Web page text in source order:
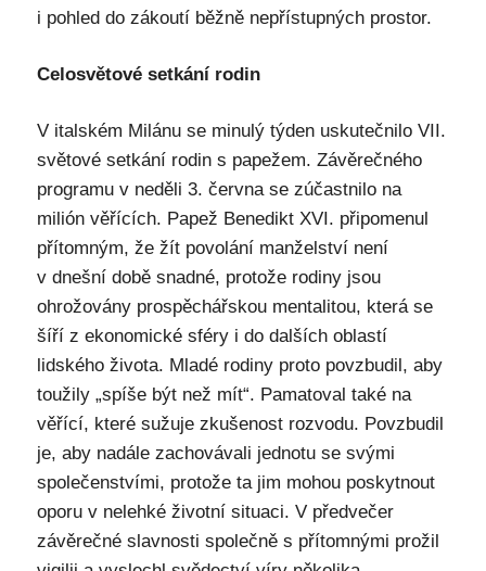
i pohled do zákoutí běžně nepřístupných prostor.
Celosvětové setkání rodin
V italském Milánu se minulý týden uskutečnilo VII.
světové setkání rodin s papežem. Závěrečného
programu v neděli 3. června se zúčastnilo na
milión věřících. Papež Benedikt XVI. připomenul
přítomným, že žít povolání manželství není
v dnešní době snadné, protože rodiny jsou
ohrožovány prospěchářskou mentalitou, která se
šíří z ekonomické sféry i do dalších oblastí
lidského života. Mladé rodiny proto povzbudil, aby
toužily „spíše být než mít“. Pamatoval také na
věřící, které sužuje zkušenost rozvodu. Povzbudil
je, aby nadále zachovávali jednotu se svými
společenstvími, protože ta jim mohou poskytnout
oporu v nelehké životní situaci. V předvečer
závěrečné slavnosti společně s přítomnými prožil